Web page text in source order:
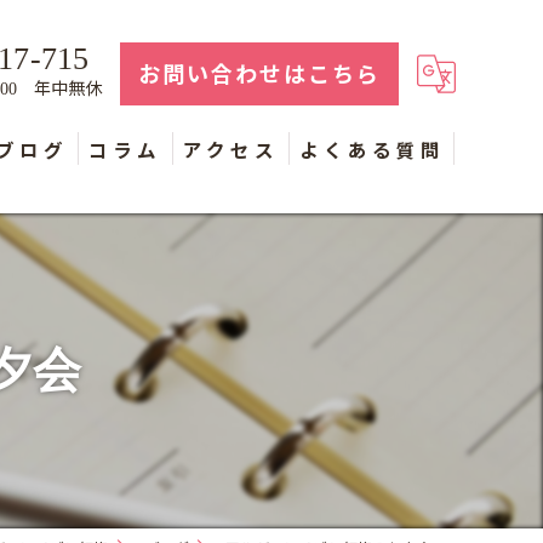
715
00 年中無休 お問い合わせはこちら
ログ コラム アクセス よくある質問
会